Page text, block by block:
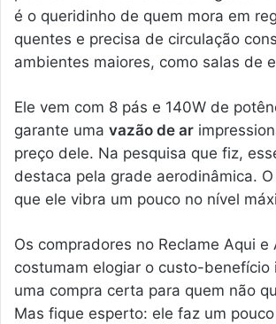
é o queridinho de quem mora em
quentes e precisa de circulação
ambientes maiores, como salas de
Ele vem com 8 pás e 140W de
garante uma vazão de ar
preço dele. Na pesquisa que fiz,
destaca pela grade aerodinâmica.
que ele vibra um pouco no nível
Os compradores no Reclame Aqui e
costumam elogiar o custo-benefício
uma compra certa para quem não
Mas fique esperto: ele faz um